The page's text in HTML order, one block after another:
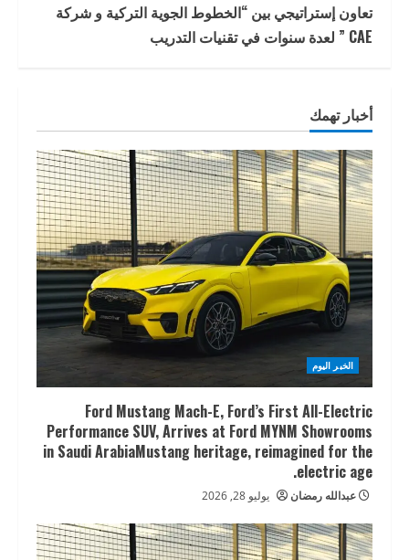
تعاون إستراتيجي بين “الخطوط الجوية التركية و شركة
CAE ” لعدة سنوات في تقنيات التدريب
أخبار تهمك
الخبر اليوم
Ford Mustang Mach-E, Ford’s First All-Electric
Performance SUV, Arrives at Ford MYNM Showrooms
in Saudi ArabiaMustang heritage, reimagined for the
electric age.
عبدالله رمضان يوليو 28, 2026